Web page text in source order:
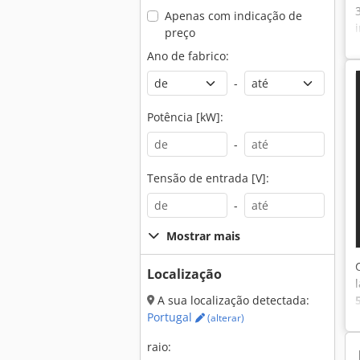
Apenas com indicação de
preço
Ano de fabrico:
-
Potência [kW]:
-
Tensão de entrada [V]:
-
Mostrar mais
Localização
A sua localização detectada:
Portugal
(alterar)
raio: